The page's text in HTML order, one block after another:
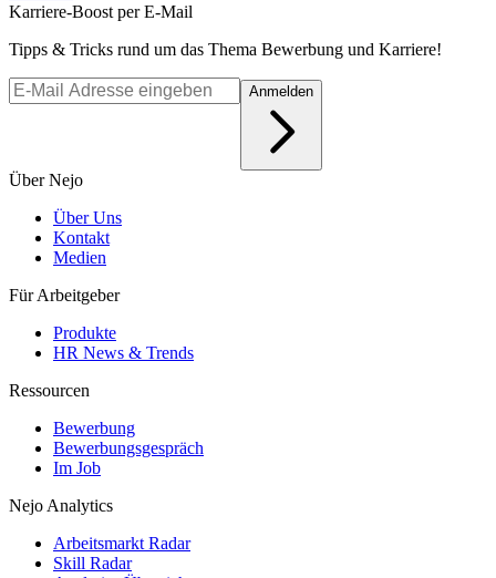
Karriere-Boost per E-Mail
Tipps & Tricks rund um das Thema Bewerbung und Karriere!
Anmelden
Über Nejo
Über Uns
Kontakt
Medien
Für Arbeitgeber
Produkte
HR News & Trends
Ressourcen
Bewerbung
Bewerbungsgespräch
Im Job
Nejo Analytics
Arbeitsmarkt Radar
Skill Radar